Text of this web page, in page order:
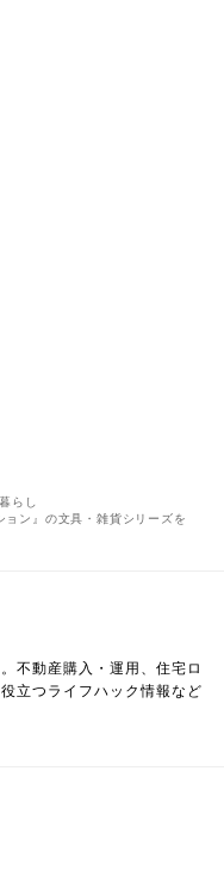
暮らし
ン』の文具・雑貨シリーズを
不動産購入・運用、住宅ロ
立つライフハック情報など